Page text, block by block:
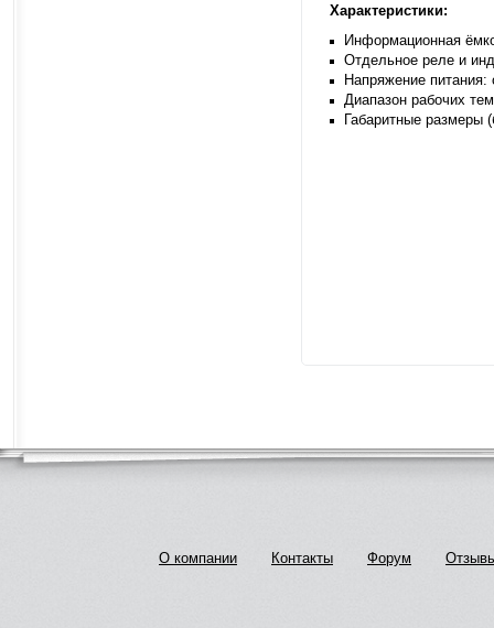
Характеристики:
Информационная
Отдельное реле и
Напряжение
Диапазон рабочих
Габаритные размеры
О компании Контакты Форум